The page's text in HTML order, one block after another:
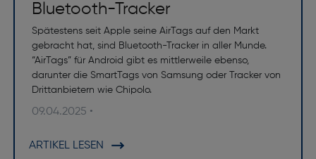
Bluetooth-Tracker
Spätestens seit Apple seine AirTags auf den Markt
gebracht hat, sind Bluetooth-Tracker in aller Munde.
“AirTags” für Android gibt es mittlerweile ebenso,
darunter die SmartTags von Samsung oder Tracker von
Drittanbietern wie Chipolo.
09.04.2025 •
ARTIKEL LESEN